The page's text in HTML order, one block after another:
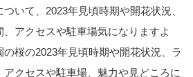
いて、2023年見頃時期や開花状況、
アクセスや駐車場気になりますよ
桜の2023年見頃時期や開花状況、ラ
クセスや駐車場、魅力や見どころに